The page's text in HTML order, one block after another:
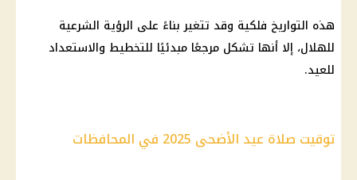
هذه التواريخ فلكية وقد تتغير بناءً على الرؤية الشرعية
للهلال، إلا أنها تشكل مرجعًا مبدئيًا للتخطيط والاستعداد
للعيد.
توقيت صلاة عيد الأضحى 2025 في المحافظات